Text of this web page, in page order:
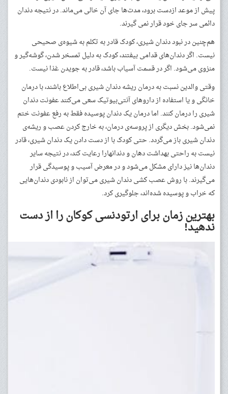
پیش از موعد ازدست برود، مدت‌ها جای آن‌ خالی می‌ماند. در نتیجه دندان
دائمی سر جای خود قرار نمی گیرند.
هم‌چنین در نبود دندان شیری، کودک قادر به تکلم به شیوه‌ی صحیحی
نیست. اگر دندان‌های قدامی بیفتند، کودک به دلیل تمسخر شدن، گوشه‌گیر و
منزوی می‌شود. اگر در قسمت آسیاب باشد، قادر به جویدن غذا نیست.
وقتی والدین نسبت به درمان ریشه دندان شیری بی‌اطلاع باشند، با درمان
خانگی و یا استفاده از داروهای آنتی‌بیوتیک سعی می‌کنند عفونت دندان
شیری را درمان کنند. اما درمان یک دندان پوسیده فقط به رفع عفونت ختم
نمی‌شود. بخش دیگری از پروسه‌ی درمان، به خارج کردن عصب و ریشه‌ی
دندان شیری باز می‌گردد. حتی کودک با از دست دادن یک دندان شیری، قادر
نیست به راحتی بهداشت دهان و دندانهارا رعایت کند، در نتیجه سایر
دندان‌ها نیز دارای مشکل می‌شود و در معرض آسیب و پوسیدگی قرار
می‌گیرند. با روش عصب کشی دندان شیری می‌توان از نابودی دندان‌هایی
که خراب و پوسیده شده‌اند، جلوگیری کرد.
بهترین زمان برای ارتودنسی کوکان را از دست
ندهید!